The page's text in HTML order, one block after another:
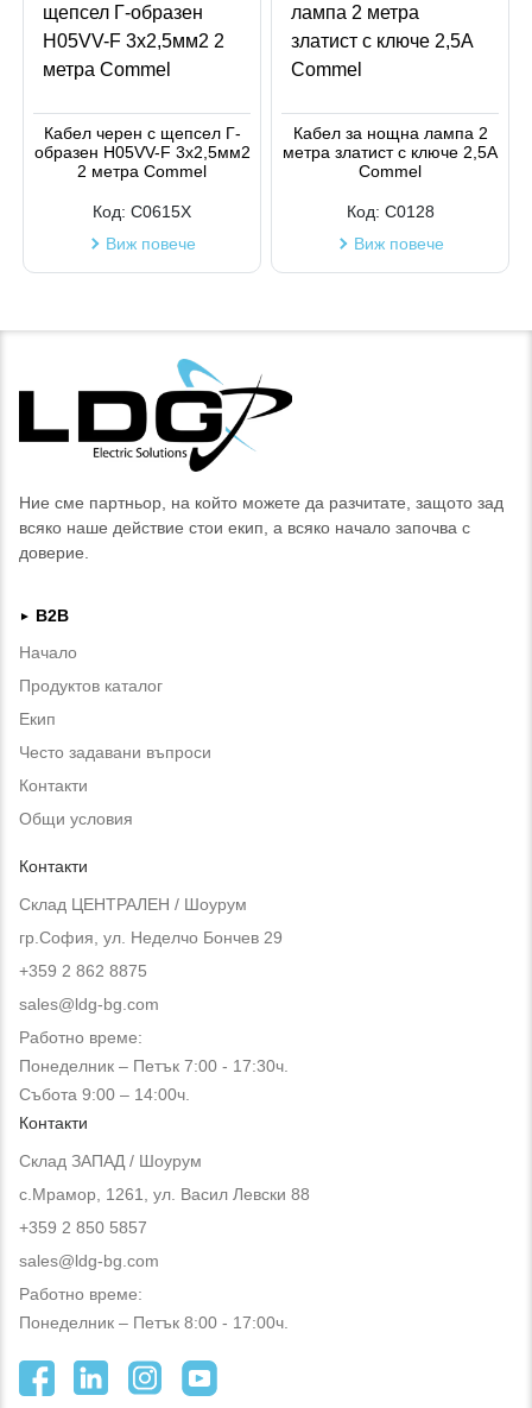
Кабел черен с щепсел Г-
образен H05VV-F 3х2,5мм2
2 метра Commel
Код: C0615X
Виж повече
Кабел за нощна лампа 2
метра златист с ключе 2,5А
Commel
Код: C0128
Виж повече
Ние сме партньор, на който можете да разчитате, защото зад
всяко наше действие стои екип, а всяко начало започва с
доверие.
►
B2B
Начало
Продуктов каталог
Екип
Често задавани въпроси
Контакти
Общи условия
Контакти
Склад ЦЕНТРАЛЕН / Шоурум
гр.София, ул. Неделчо Бончев 29
+359 2 862 8875
sales@ldg-bg.com
Работно време:
Понеделник – Петък 7:00 - 17:30ч.
Събота 9:00 – 14:00ч.
Контакти
Склад ЗАПАД / Шоурум
с.Мрамор, 1261, ул. Васил Левски 88
+359 2 850 5857
sales@ldg-bg.com
Работно време:
Понеделник – Петък 8:00 - 17:00ч.